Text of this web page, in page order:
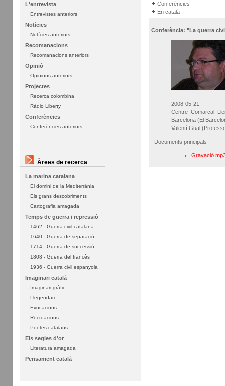
L'entrevista
Entrevistes anteriors
Notícies
Notícies anteriors
Recomanacions
Recomanacions anteriors
Opinió
Opinions anteriors
Projectes
Recerca colombina
Ràdio Liberty
Conferències
Conferències anteriors
Àrees de recerca
La marina catalana
El domini de la Mediterrània
Els grans descobriments
Cartografia amagada
Temps de guerra i repressió
1462 - Guerra civil catalana
1640 - Guerra de separació
1714 - Guerra de successió
1808 - Guerra del francès
1936 - Guerra civil espanyola
Imaginari català
Imaginari gràfic
Llegendari
Evocacions
Recreacions
Poetes catalans
Els segles d'or
Literatura amagada
Pensament català
Conferències
En català
Conferència: "La guerra
2008-05-21
Centre Comarcal
Barcelona (El
Valentí Gual
Documents principals :
Gravació